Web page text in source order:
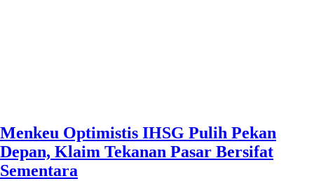
Menkeu Optimistis IHSG Pulih Pekan
Depan, Klaim Tekanan Pasar Bersifat
Sementara